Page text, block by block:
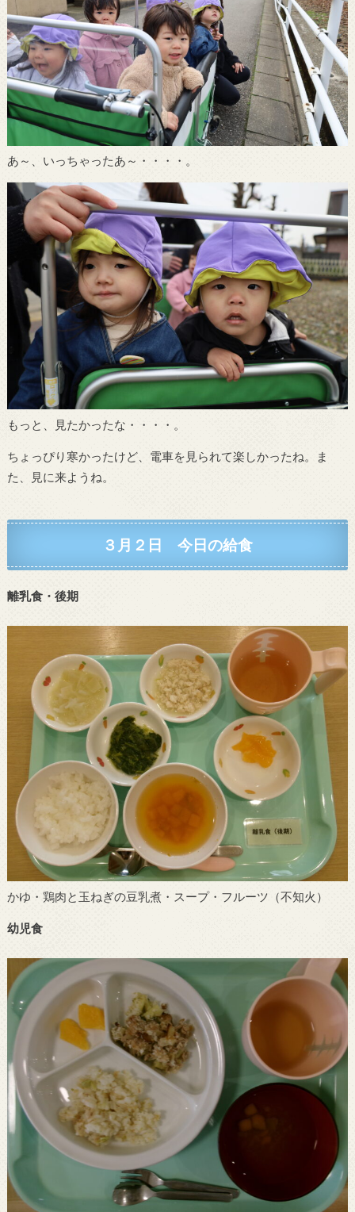
あ～、いっちゃったあ～・・・・。
もっと、見たかったな・・・・。
ちょっぴり寒かったけど、電車を見られて楽しかったね。ま
た、見に来ようね。
３月２日 今日の給食
離乳食・後期
かゆ・鶏肉と玉ねぎの豆乳煮・スープ・フルーツ（不知火）
幼児食